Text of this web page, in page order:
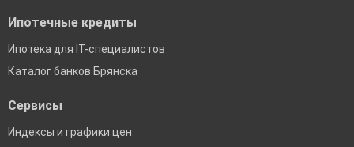
Ипотечные кредиты
Ипотека для IT-специалистов
Каталог банков Брянска
Сервисы
Индексы и графики цен